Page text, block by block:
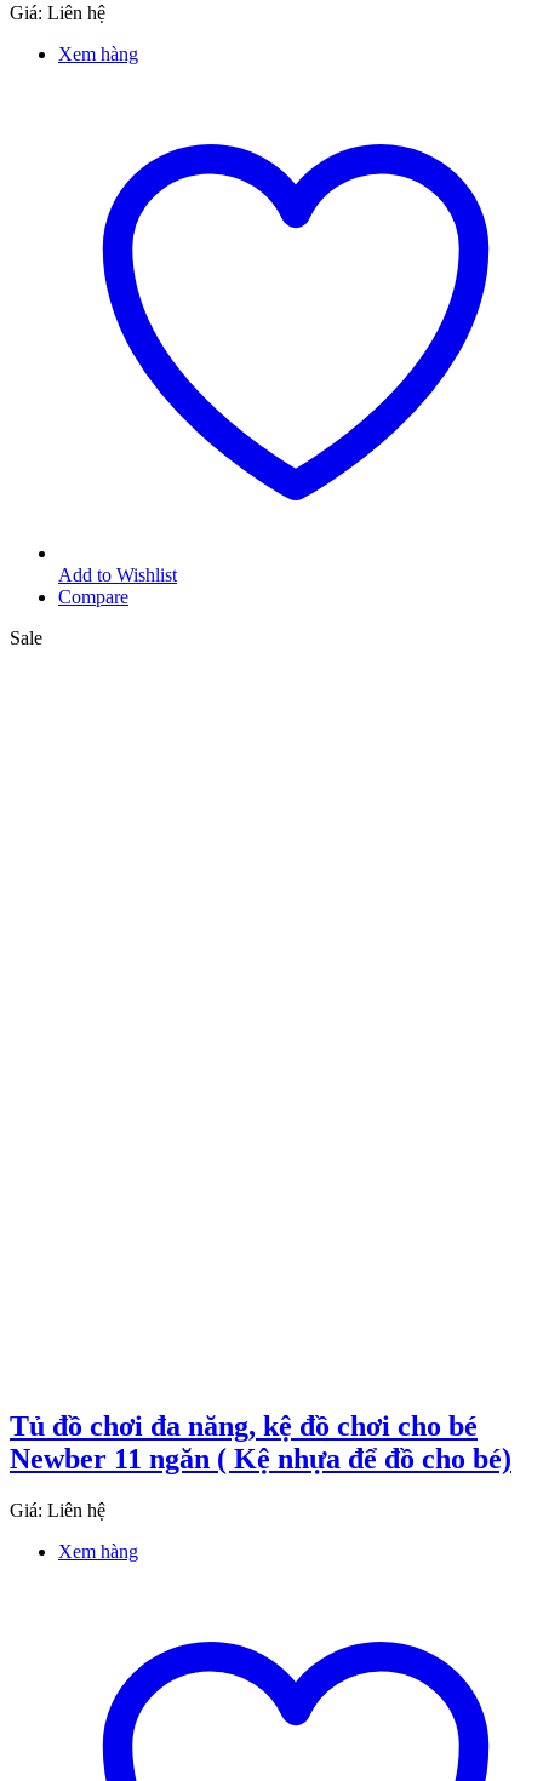
Giá: Liên hệ
Xem hàng
Add to Wishlist
Compare
Sale
Tủ đồ chơi đa năng, kệ đồ chơi cho bé
Newber 11 ngăn ( Kệ nhựa để đồ cho bé)
Giá: Liên hệ
Xem hàng